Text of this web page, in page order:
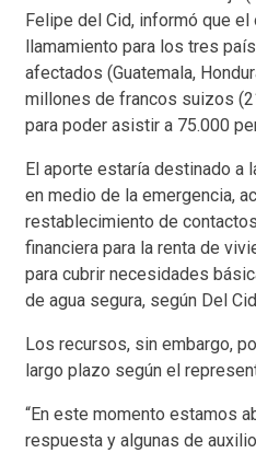
Felipe del Cid, informó que el
llamamiento para los tres
afectados (Guatemala,
millones de francos suizos
para poder asistir a 75.000
El aporte estaría destinado a
en medio de la emergencia,
restablecimiento de
financiera para la renta de
para cubrir necesidades
de agua segura, según Del
Los recursos, sin embargo,
largo plazo según el
“En este momento estamos
respuesta y algunas de